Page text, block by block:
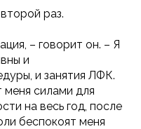
раз.
– говорит он. – Я
и
и занятия ЛФК.
меня силами для
на весь год, после
беспокоят меня